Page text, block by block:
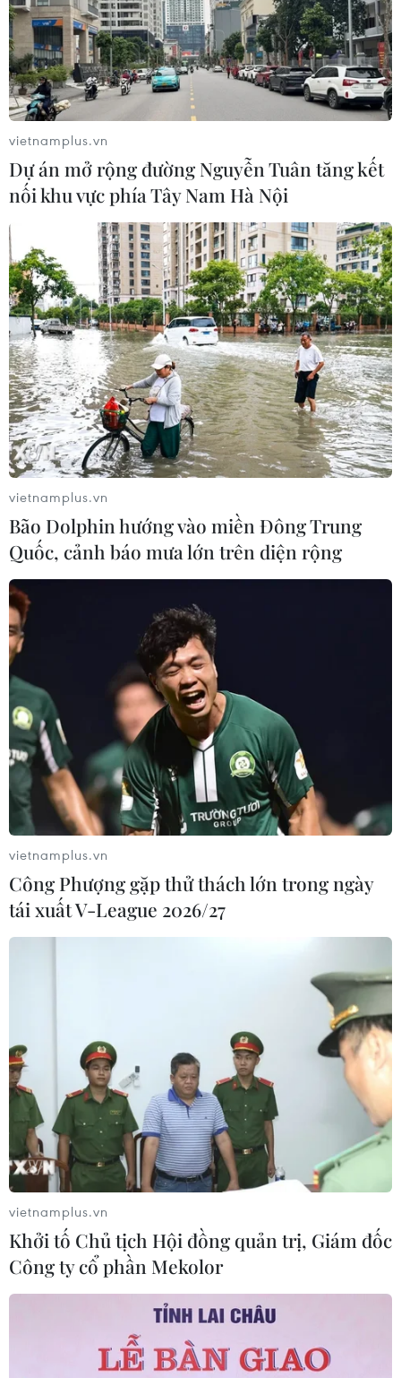
vietnamplus.vn
Dự án mở rộng đường Nguyễn Tuân tăng kết
nối khu vực phía Tây Nam Hà Nội
vietnamplus.vn
Bão Dolphin hướng vào miền Đông Trung
Quốc, cảnh báo mưa lớn trên diện rộng
vietnamplus.vn
Công Phượng gặp thử thách lớn trong ngày
tái xuất V-League 2026/27
vietnamplus.vn
Khởi tố Chủ tịch Hội đồng quản trị, Giám đốc
Công ty cổ phần Mekolor